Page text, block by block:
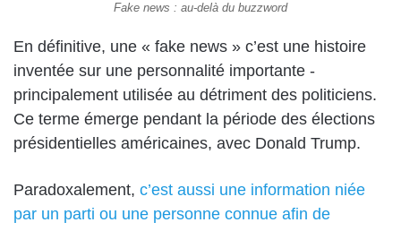
Fake news : au-delà du buzzword
En définitive, une « fake news » c’est une histoire
inventée sur une personnalité importante -
principalement utilisée au détriment des politiciens.
Ce terme émerge pendant la période des élections
présidentielles américaines, avec Donald Trump.
Paradoxalement, c’est aussi une information niée
par un parti ou une personne connue afin de